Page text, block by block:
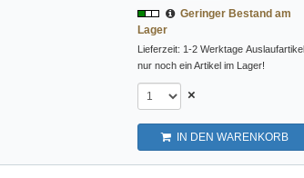
Geringer Bestand am
Lager
Lieferzeit: 1-2 Werktage Auslaufartikel,
nur noch ein Artikel im Lager!
×
IN DEN WARENKORB